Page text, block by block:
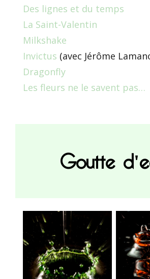
Des lignes et du temps
La Saint-Valentin
Milkshake
Invictus (avec Jérôme
Dragonfly
Les fleurs ne le savent pas…
Goutte